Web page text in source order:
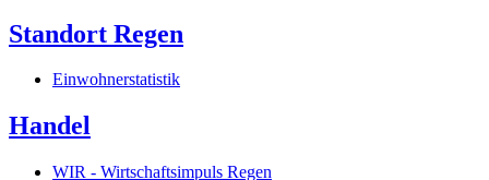
Standort Regen
Einwohnerstatistik
Handel
WIR - Wirtschaftsimpuls Regen